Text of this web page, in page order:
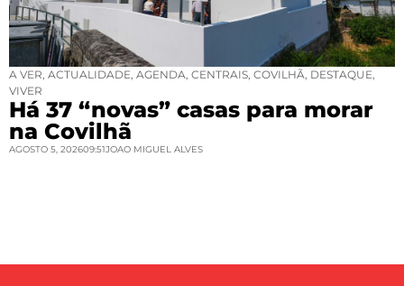
A VER ACTUALIDADE AGENDA CENTRAIS COVILHÃ DESTAQUE
VIVER
Há 37 “novas” casas para morar
na Covilhã
AGOSTO 5, 202609:51JOAO MIGUEL ALVES